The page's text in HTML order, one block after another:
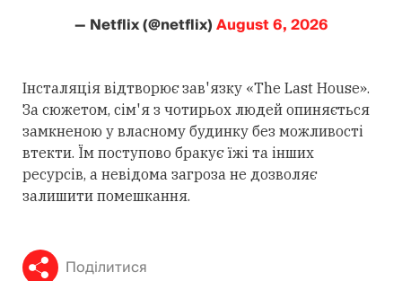
— Netflix (@netflix)August 6, 2026
Інсталяція відтворює зав'язку «The Last House».
За сюжетом, сім'я з чотирьох людей опиняється
замкненою у власному будинку без можливості
втекти. Їм поступово бракує їжі та інших
ресурсів, а невідома загроза не дозволяє
залишити помешкання.
Поділитися